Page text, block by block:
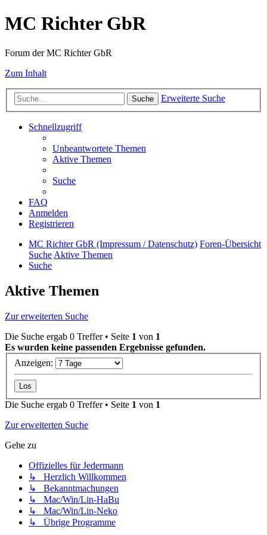
MC Richter GbR
Forum der MC Richter GbR
Zum Inhalt
Suche Erweiterte Suche
Schnellzugriff
Unbeantwortete Themen
Aktive Themen
Suche
FAQ
Anmelden
Registrieren
MC Richter GbR (Impressum / Datenschutz) Foren-Übersicht
SucheAktive Themen
Suche
Aktive Themen
Zur erweiterten Suche
Die Suche ergab 0 Treffer • Seite 1 von 1
Es wurden keine passenden Ergebnisse gefunden.
Anzeigen:
Die Suche ergab 0 Treffer • Seite 1 von 1
Zur erweiterten Suche
Gehe zu
Offizielles für Jedermann
↳ Herzlich Willkommen
↳ Bekanntmachungen
↳ Mac/Win/Lin-HaBu
↳ Mac/Win/Lin-Neko
↳ Übrige Programme